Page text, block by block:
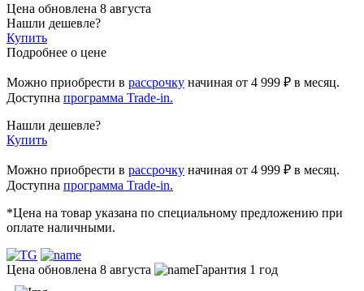
Цена обновлена 8 августа
Нашли дешевле?
Купить
Подробнее о цене
Можно приобрести в рассрочку начиная от 4 999 ₽ в месяц.
Доступна программа Trade-in.
Нашли дешевле?
Купить
Можно приобрести в рассрочку начиная от 4 999 ₽ в месяц.
Доступна программа Trade-in.
*Цена на товар указана по специальному предложению при
оплате наличными.
Цена обновлена 8 августа Гарантия 1 год